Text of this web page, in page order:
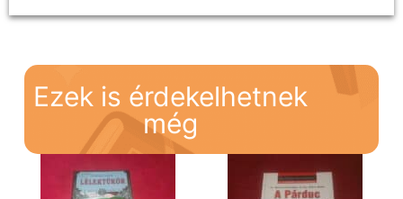
Ezek is érdekelhetnek
még